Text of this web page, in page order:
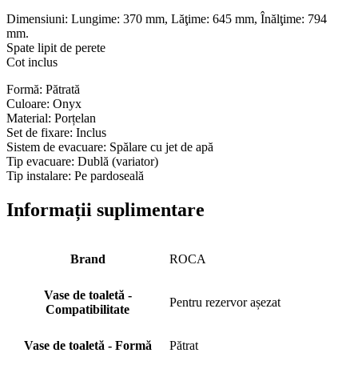
Dimensiuni: Lungime: 370 mm, Lăţime: 645 mm, Înălţime: 794
mm.
Spate lipit de perete
Cot inclus
Formă: Pătrată
Culoare: Onyx
Material: Porțelan
Set de fixare: Inclus
Sistem de evacuare: Spălare cu jet de apă
Tip evacuare: Dublă (variator)
Tip instalare: Pe pardoseală
Informații suplimentare
Brand ROCA
Vase de toaletă -
Compatibilitate
Pentru rezervor așezat
Vase de toaletă - Formă Pătrat